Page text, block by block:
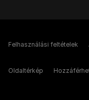
Felhasználási feltételek
Oldaltérkép